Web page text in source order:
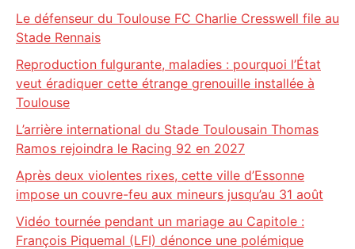
Le défenseur du Toulouse FC Charlie Cresswell file au
Stade Rennais
Reproduction fulgurante, maladies : pourquoi l’État
veut éradiquer cette étrange grenouille installée à
Toulouse
L’arrière international du Stade Toulousain Thomas
Ramos rejoindra le Racing 92 en 2027
Après deux violentes rixes, cette ville d’Essonne
impose un couvre-feu aux mineurs jusqu’au 31 août
Vidéo tournée pendant un mariage au Capitole :
François Piquemal (LFI) dénonce une polémique